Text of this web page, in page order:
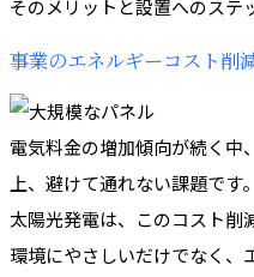
そのメリットと設置へのステ
事業のエネルギーコスト削
電気料金の増加傾向が続く中
上、避けて通れない課題です。
太陽光発電は、このコスト削
環境にやさしいだけでなく、